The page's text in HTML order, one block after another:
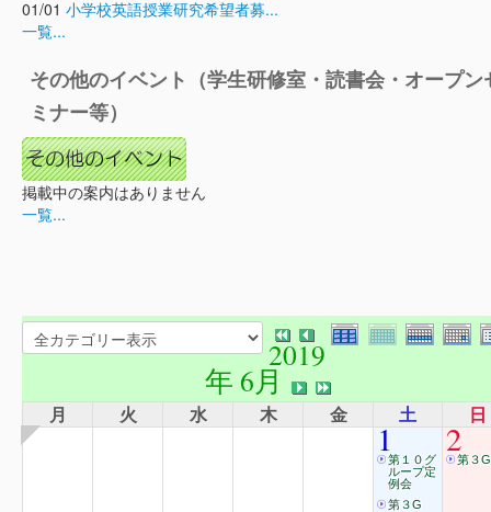
01/01 小学校英語授業研究希望者募...
一覧...
その他のイベント（学生研修室・読書会・オープン
ミナー等）
掲載中の案内はありません
一覧...
2019
年 6月
月 火 水 木 金 土 日
1第１０グ
ループ定
例会
第３G
2第３G